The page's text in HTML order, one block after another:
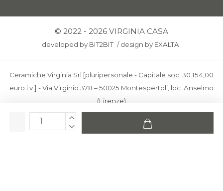
© 2022 - 2026 VIRGINIA CASA
developed by BIT2BIT /design by EXALTA
Ceramiche Virginia Srl [pluripersonale - Capitale soc. 30.154,00
euro i.v.] - Via Virginio 378 – 50025 Montespertoli, loc. Anselmo
(Firenze)
C.F. e P.IVA: IT00436100481 - REA: FI-227733 - PEC:
ceramichevirginia@pec.it